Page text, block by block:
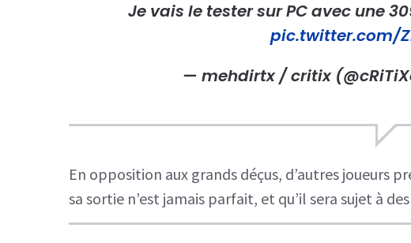
Je vais le tester sur PC avec une
pic.twitter.com/
— mehdirtx / critix
En opposition aux grands déçus, d’autres joueurs
sa sortie n’est jamais parfait, et qu’il sera sujet à